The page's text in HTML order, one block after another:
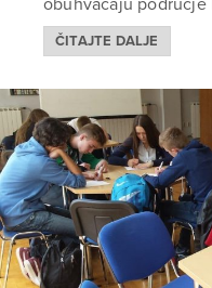
obuhvaćaju
ČITAJTE DALJE